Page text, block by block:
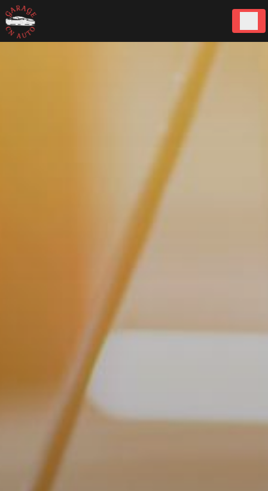
Panneau de gestion des cookies